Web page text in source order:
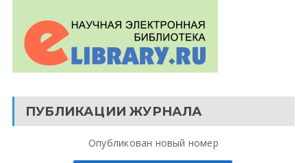
ПУБЛИКАЦИИ ЖУРНАЛА
Опубликован новый номер